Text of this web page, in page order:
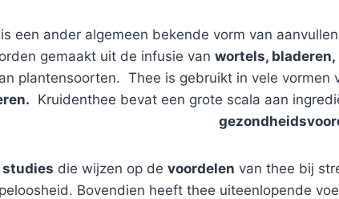
een ander algemeen bekende vorm van
gemaakt uit de infusie van wortels,
plantensoorten. Thee is gebruikt in vele vormen
Kruidenthee bevat een grote scala aan
studies die wijzen op de voordelen van thee bij
Bovendien heeft thee uiteenlopende